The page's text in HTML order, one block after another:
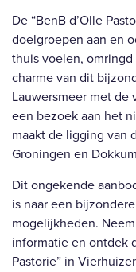
De “BenB d’Olle
doelgroepen aan en
thuis voelen,
charme van dit
Lauwersmeer met de
een bezoek aan het
maakt de ligging van
Groningen en
Dit ongekende
is naar een
mogelijkheden.
informatie en ontdek
Pastorie” in